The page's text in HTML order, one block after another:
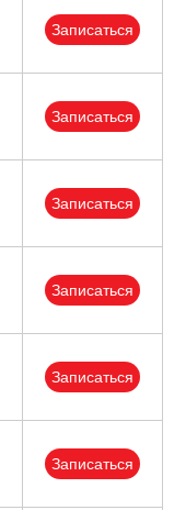
Записаться
Записаться
Записаться
Записаться
Записаться
Записаться